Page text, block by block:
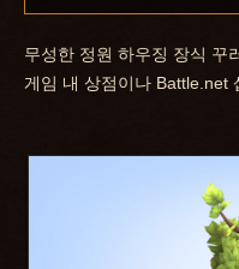
무성한 정원 하우징 장식 꾸
게임 내 상점이나 Battle.net